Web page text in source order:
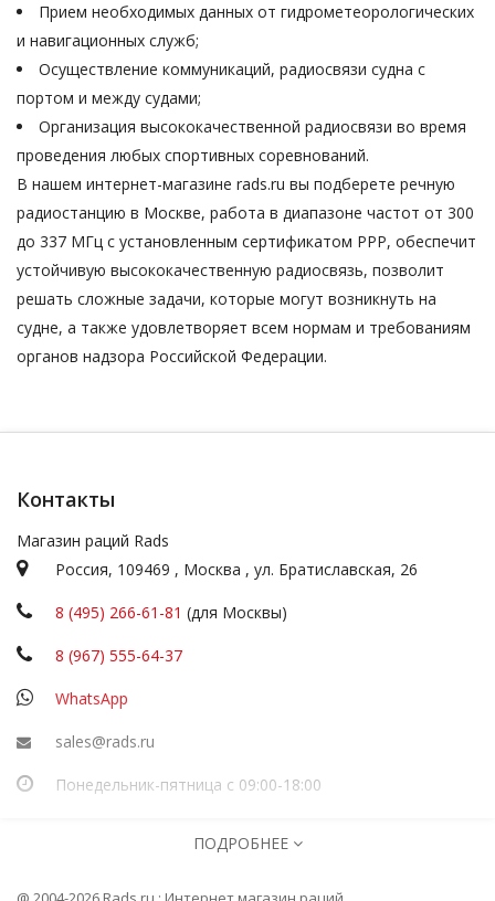
Прием необходимых данных от гидрометеорологических
и навигационных служб;
Осуществление коммуникаций, радиосвязи судна с
портом и между судами;
Организация высококачественной радиосвязи во время
проведения любых спортивных соревнований.
В нашем интернет-магазине rads.ru вы подберете речную
радиостанцию в Москве, работа в диапазоне частот от 300
до 337 МГц с установленным сертификатом РРР, обеспечит
устойчивую высококачественную радиосвязь, позволит
решать сложные задачи, которые могут возникнуть на
судне, а также удовлетворяет всем нормам и требованиям
органов надзора Российской Федерации.
Контакты
Магазин раций Rads
Россия, 109469 , Москва , ул. Братиславская, 26
8 (495) 266-61-81 (для Москвы)
8 (967) 555-64-37
WhatsApp
sales@rads.ru
Понедельник-пятница с 09:00-18:00
316774600251277
Информация
ПОДРОБНЕЕ